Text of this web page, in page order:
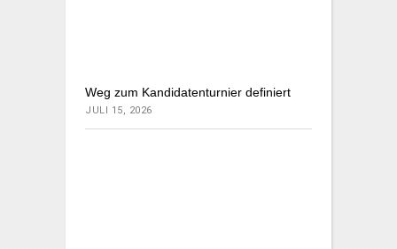
Weg zum Kandidatenturnier definiert
JULI 15, 2026